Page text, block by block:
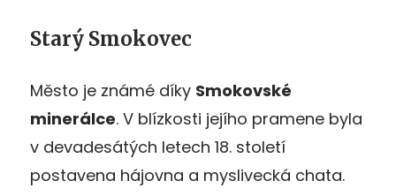
Starý Smokovec
Město je známé díky Smokovské
minerálce. V blízkosti jejího pramene byla
v devadesátých letech 18. století
postavena hájovna a myslivecká chata.